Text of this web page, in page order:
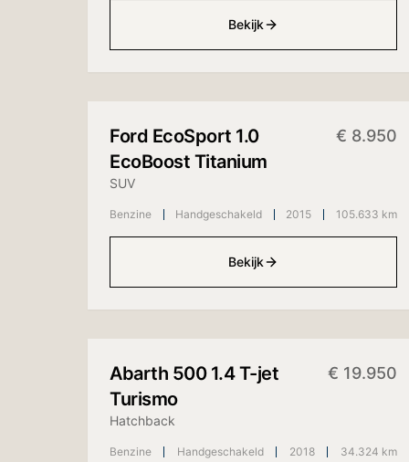
Bekijk
Ford EcoSport 1.0
EcoBoost Titanium
€ 8.950
SUV
Benzine Handgeschakeld 2015 105.633 km
Bekijk
Abarth 500 1.4 T-jet
Turismo
€ 19.950
Hatchback
Benzine Handgeschakeld 2018 34.324 km